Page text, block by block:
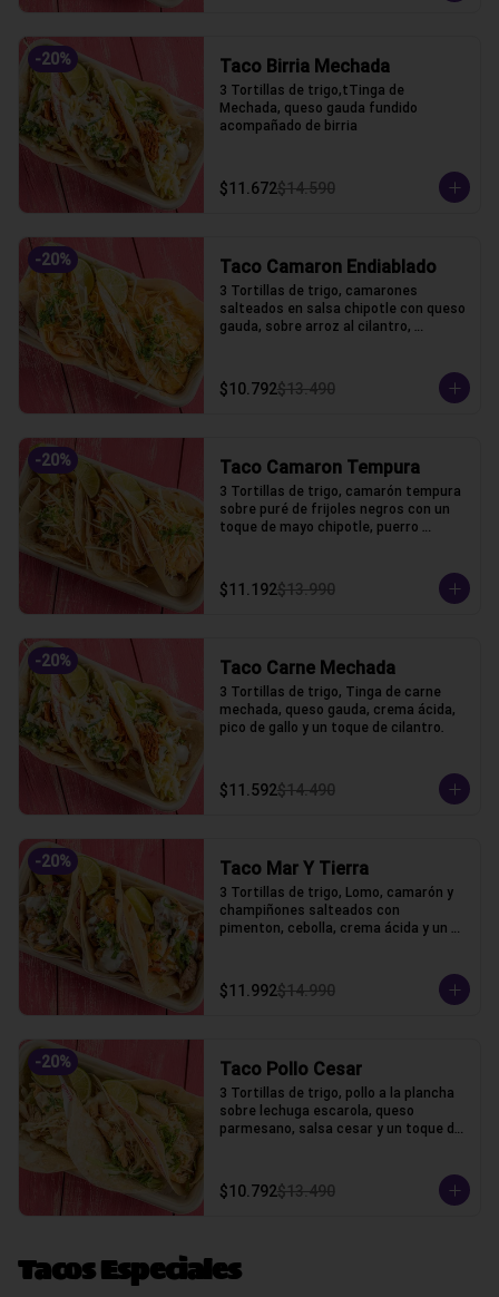
-20% Taco Birria Mechada
3 Tortillas de trigo,tTinga de
Mechada, queso gauda fundido
acompañado de birria
$11.672$14.590
-20% Taco Camaron Endiablado
3 Tortillas de trigo, camarones
salteados en salsa chipotle con queso
gauda, sobre arroz al cilantro,
$10.792$13.490
-20% Taco Camaron Tempura
3 Tortillas de trigo, camarón tempura
sobre puré de frijoles negros con un
toque de mayo chipotle, puerro
$11.192$13.990
-20% Taco Carne Mechada
3 Tortillas de trigo, Tinga de carne
mechada, queso gauda, crema ácida,
pico de gallo y un toque de cilantro.
$11.592$14.490
-20% Taco Mar Y Tierra
3 Tortillas de trigo, Lomo, camarón y
champiñones salteados con
pimenton, cebolla, crema ácida y un
$11.992$14.990
-20% Taco Pollo Cesar
3 Tortillas de trigo, pollo a la plancha
sobre lechuga escarola, queso
parmesano, salsa cesar y un toque de
$10.792$13.490
Tacos Especiales